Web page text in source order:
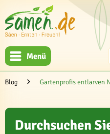
Menü
Blog Gartenprofis entlarven
Durchsuchen